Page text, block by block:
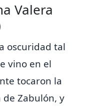
Valera
oscuridad tal
vino en el
tocaron la
Zabulón, y